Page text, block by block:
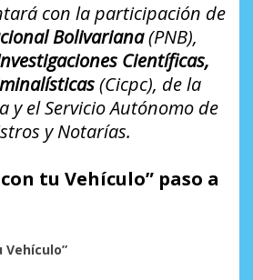
con la participación de
Bolivariana(PNB),
Científicas,
(Cicpc), de la
y el Servicio Autónomo de
y Notarías.
tu Vehículo” paso a
Vehículo”